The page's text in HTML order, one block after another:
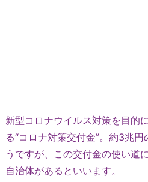
新型コロナウイルス対策を目的
る“コロナ対策交付金”。約3兆
うですが、この交付金の使い道
自治体があるといいます。